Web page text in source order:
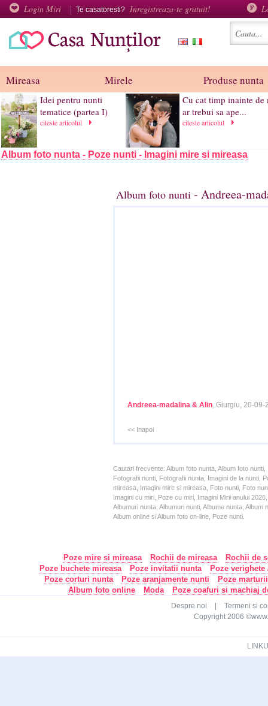
Login Miri Te casatoresti? Inregistreaza-te gratuit!
Mireasa Mirele Produse nunta
Idei pentru nunti
tematice (partea I)
citeste articolul
Cu cat timp inainte de
ar trebui sa ape...
citeste articolul
Album foto nunta - Poze nunti - Imagini mire si mireasa
Album foto nunti - Andreea-
Andreea-madalina & Alin, Giurgiu, 20-09-
<< Inapoi
Cautari frecvente: Album foto nunta, Album foto
Fotografii nunti, Fotografii nunta, Imagini de la nunti,
mireasa, Imagini mire si mireasa, Foto nunti, Foto
Imagini cu miri, Poze cu miri, Imagini Mirii anului
Albumuri nunta, Albumuri nunti, Albume nunta,
Album online si Album foto on-line, Poze nunti.
Poze mire si mireasa Rochii de mireasa
Rochii de
Poze buchete mireasa
Poze invitatii nunta
Poze
Poze corturi nunta
Poze aranjamente nunti
Poze
Album foto online
Moda Poze coafuri si machiaj
Despre noi
Termeni si
Copyright 2006